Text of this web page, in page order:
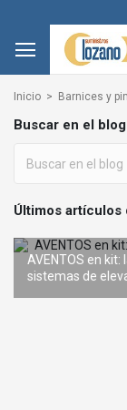
Inicio Barnices y
Buscar en el blog
Últimos artículos
REVEGO de BLUM: el sistema de puertas escamoteables que
AVENTOS en
sistemas de